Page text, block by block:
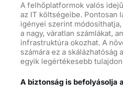
A felhőplatformok valós
az IT költségeibe. Pontosan
igényei szerint
a nagy, váratlan számlákat,
infrastruktúra okozhat. A
számára ez a skálázhatóság
egyik legértékesebb
A biztonság is befolyásolja